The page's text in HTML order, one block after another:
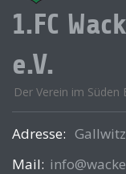
1.FC
e.V.
Der Verein im Süden
Adresse:
Mail: